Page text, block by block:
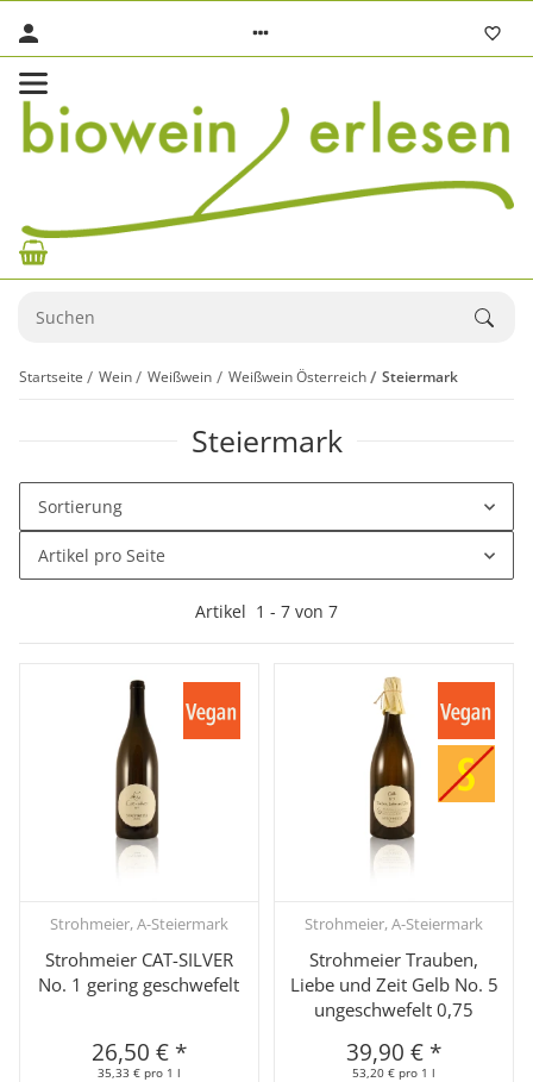
Startseite Wein Weißwein Weißwein Österreich Steiermark
Steiermark
Sortierung
Artikel pro Seite
Artikel 1 - 7 von 7
Strohmeier, A-Steiermark
Strohmeier CAT-SILVER
No. 1 gering geschwefelt
26,50 € *
35,33 € pro 1 l
Strohmeier, A-Steiermark
Strohmeier Trauben,
Liebe und Zeit Gelb No. 5
ungeschwefelt 0,75
39,90 € *
53,20 € pro 1 l